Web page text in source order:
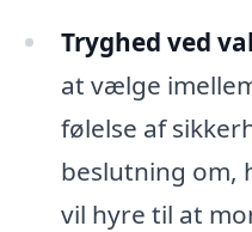
Tryghed ved
at vælge
følelse af
beslutning om,
vil hyre til at